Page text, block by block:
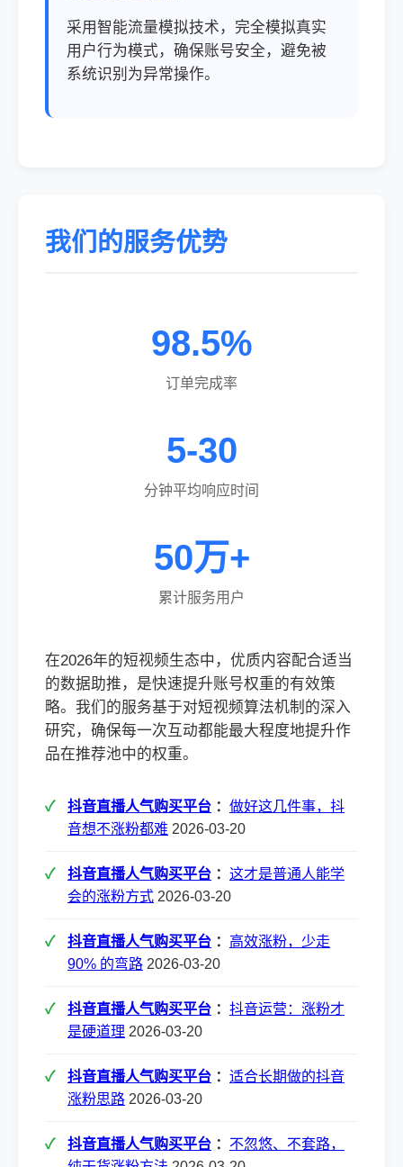
采用智能流量模拟技术，完全模拟真实
用户行为模式，确保账号安全，避免被
系统识别为异常操作。
我们的服务优势
98.5%
订单完成率
5-30
分钟平均响应时间
50万+
累计服务用户
在2026年的短视频生态中，优质内容配合适当
的数据助推，是快速提升账号权重的有效策
略。我们的服务基于对短视频算法机制的深入
研究，确保每一次互动都能最大程度地提升作
品在推荐池中的权重。
抖音直播人气购买平台 ： 做好这几件事，抖
音想不涨粉都难 2026-03-20
抖音直播人气购买平台 ： 这才是普通人能学
会的涨粉方式 2026-03-20
抖音直播人气购买平台 ： 高效涨粉，少走
90% 的弯路 2026-03-20
抖音直播人气购买平台 ： 抖音运营：涨粉才
是硬道理 2026-03-20
抖音直播人气购买平台 ： 适合长期做的抖音
涨粉思路 2026-03-20
抖音直播人气购买平台 ： 不忽悠、不套路，